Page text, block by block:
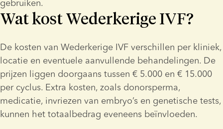
gebruiken.
Wat kost Wederkerige IVF?
De kosten van Wederkerige IVF verschillen per kliniek,
locatie en eventuele aanvullende behandelingen. De
prijzen liggen doorgaans tussen € 5.000 en € 15.000
per cyclus. Extra kosten, zoals donorsperma,
medicatie, invriezen van embryo’s en genetische tests,
kunnen het totaalbedrag eveneens beïnvloeden.